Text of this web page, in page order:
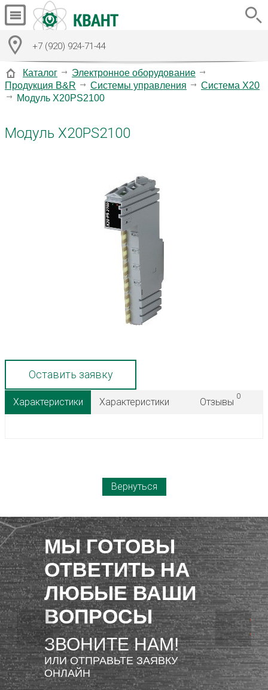
+7 (920) 924-71-44
Каталог
Электронное оборудование
Продукция B&R
Системы управления
Система X20
Модуль X20PS2100
Модуль X20PS2100
Оставить заявку
Характеристики Характеристики Отзывы
0
Вернуться
МЫ ГОТОВЫ
ОТВЕТИТЬ НА
ЛЮБЫЕ ВАШИ
ВОПРОСЫ
ЗВОНИТЕ НАМ!
ИЛИ ОТПРАВЬТЕ ЗАЯВКУ
ОНЛАЙН